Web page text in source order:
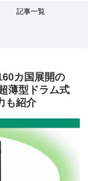
記事一覧
カ国展開の
薄型ドラム式
も紹介